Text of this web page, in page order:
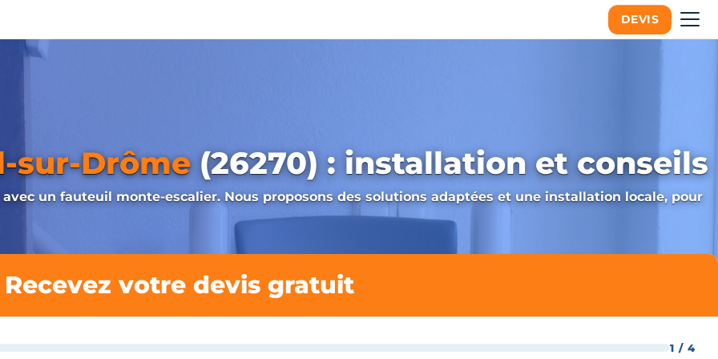
DEVIS
sur-Drôme(26270) : installation et conseils
un fauteuil monte-escalier. Nous proposons des solutions adaptées et une installation locale, pour
Recevez votre devis gratuit
1 / 4